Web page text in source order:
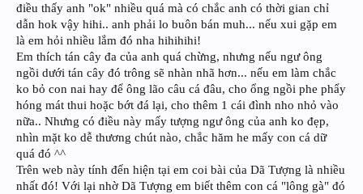
điều thấy anh "ok" nhiều quá mà có chắc anh có thời gian chỉ
dẫn hok vậy hihi.. anh phải lo buôn bán muh... nếu xui gặp em
là em hỏi nhiều lắm đó nha hihihihi!
Em thích tán cây đa của anh quá chừng, nhưng nếu ngư ông
ngồi dưới tán cây đó trông sẽ nhàn nhã hơn... nếu em làm chắc
ko bỏ con nai hay để ông lão câu cá đâu, cho ổng ngồi phe phẩy
hóng mát thui hoặc bớt đá lại, cho thêm 1 cái đình nho nhỏ vào
nữa.. Nhưng có điều này mấy tượng ngư ông của anh ko đẹp,
nhìn mặt ko dễ thương chút nào, chắc hăm he mấy con cá dữ
quá đó ^^
Trên web này tính đến hiện tại em coi bài của Dã Tượng là nhiều
nhất đó! Với lại nhờ Dã Tượng em biết thêm con cá "lông gà" đó